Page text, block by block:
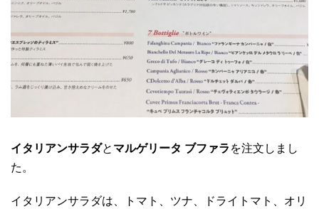
イタリアンサラダと マルゲリータ ブファラ を注文しまし
た。
イタリアンサラダは、トマト、ツナ、ドライトマト、オリ